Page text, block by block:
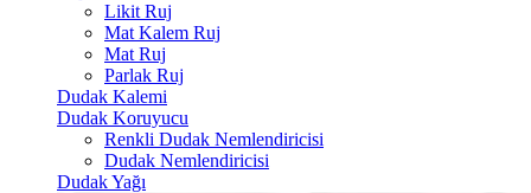
Likit Ruj
Mat Kalem Ruj
Mat Ruj
Parlak Ruj
Dudak Kalemi
Dudak Koruyucu
Renkli Dudak Nemlendiricisi
Dudak Nemlendiricisi
Dudak Yağı